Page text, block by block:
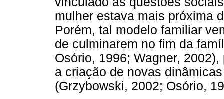
mulher estava mais próxima
Porém, tal modelo familiar
de culminarem no fim da
Osório, 1996; Wagner,
a criação de novas
(Grzybowski, 2002; Osório,